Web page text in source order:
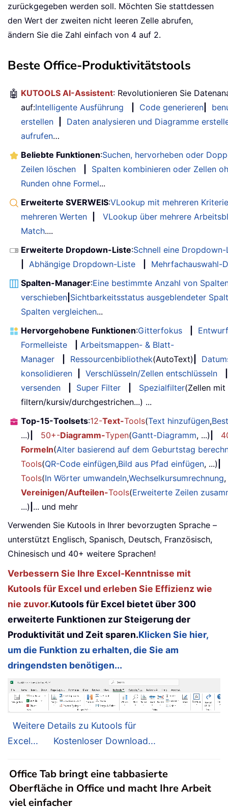
zurückgegeben werden soll. Möchten Sie stattdessen
den Wert der zweiten nicht leeren Zelle abrufen,
ändern Sie die Zahl einfach von 4 auf 2.
Beste Office-Produktivitätstools
🤖 KUTOOLS AI-Assistent: Revolutionieren Sie
auf:Intelligente Ausführung Code generieren
erstellen
Daten analysieren und Diagramme
aufrufen…
Beliebte Funktionen:Suchen, hervorheben oder
Zeilen löschen
Spalten kombinieren oder Zellen
Runden ohne Formel...
Erweiterte SVERWEIS:VLookup mit mehreren
mehreren Werten
VLookup über mehrere
Match....
Erweiterte Dropdown-Liste:Schnell eine
Abhängige Dropdown-Liste
Mehrfachauswahl-
Spalten-Manager:Eine bestimmte Anzahl von
verschieben Sichtbarkeitsstatus ausgeblendeter
Spalten vergleichen...
Hervorgehobene Funktionen:Gitterfokus
Entwurf
Formelleiste
Arbeitsmappen- & Blatt-
Manager
Ressourcenbibliothek(AutoText)
konsolidieren
Verschlüsseln/Zellen entschlüsseln
versenden
Super Filter Spezialfilter(Zellen
filtern/kursiv/durchgestrichen...) ...
Top-15-Toolsets:12-Text-Tools(Text hinzufügen,
...)
50+-Diagramm-Typen(Gantt-Diagramm, ...)
Formeln(Alter basierend auf dem Geburtstag
Tools(QR-Code einfügen,Bild aus Pfad einfügen, ...)
Tools(In Wörter umwandeln,Wechselkursumrechnung
Vereinigen/Aufteilen-Tools(Erweiterte Zeilen
...) ... und mehr
Verwenden Sie Kutools in Ihrer bevorzugten Sprache –
unterstützt Englisch, Spanisch, Deutsch, Französisch,
Chinesisch und 40+ weitere Sprachen!
Verbessern Sie Ihre Excel-Kenntnisse mit
Kutools für Excel und erleben Sie Effizienz wie
nie zuvor.Kutools für Excel bietet über 300
erweiterte Funktionen zur Steigerung der
Produktivität und Zeit sparen.Klicken Sie hier,
um die Funktion zu erhalten, die Sie am
dringendsten benötigen...
Weitere Details zu Kutools für
Excel...
Kostenloser Download...
Office Tab bringt eine tabbasierte
Oberfläche in Office und macht Ihre Arbeit
viel einfacher